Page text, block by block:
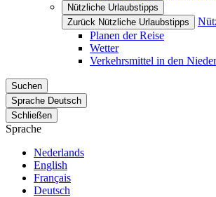
Nützliche Urlaubstipps
Zurück Nützliche Urlaubstipps
Planen der Reise
Wetter
Verkehrsmittel in den
Suchen
Sprache Deutsch
Schließen
Sprache
Nederlands
English
Français
Deutsch